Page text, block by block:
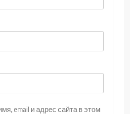
email и адрес сайта в этом